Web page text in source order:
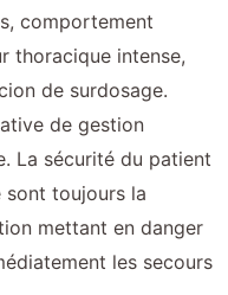
comportement
thoracique intense,
de surdosage.
de gestion
La sécurité du patient
sont toujours la
mettant en danger
les secours